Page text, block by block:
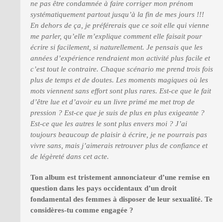
ne pas être condamnée à faire corriger mon prénom
systématiquement partout jusqu’à la fin de mes jours !!!
En dehors de ça, je préférerais que ce soit elle qui vienne
me parler, qu’elle m’explique comment elle faisait pour
écrire si facilement, si naturellement. Je pensais que les
années d’expérience rendraient mon activité plus facile et
c’est tout le contraire. Chaque scénario me prend trois fois
plus de temps et de doutes. Les moments magiques où les
mots viennent sans effort sont plus rares. Est-ce que le fait
d’être lue et d’avoir eu un livre primé me met trop de
pression ? Est-ce que je suis de plus en plus exigeante ?
Est-ce que les autres le sont plus envers moi ? J’ai
toujours beaucoup de plaisir à écrire, je ne pourrais pas
vivre sans, mais j’aimerais retrouver plus de confiance et
de légèreté dans cet acte.
Ton album est tristement annonciateur d’une remise en
question dans les pays occidentaux d’un droit
fondamental des femmes à disposer de leur sexualité. Te
considères-tu comme engagée ?